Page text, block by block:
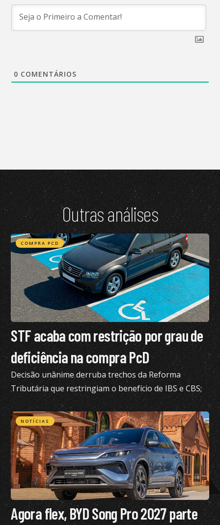
0 COMENTÁRIOS
Outras análises
COMPRA PCD
STF acaba com restrição por grau de
deficiência na compra PcD
Decisão unânime derruba trechos da Reforma
Tributária que restringiam o benefício de IBS e CBS;
confira todos os detalhes
NOTÍCIAS
Agora flex, BYD Song Pro 2027 parte